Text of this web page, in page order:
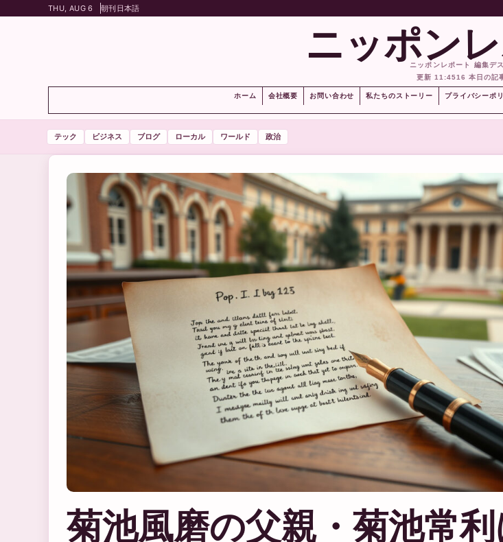
THU, AUG 6 朝刊 日本語
ニッポン
ニッポンレポート 編集デ
更新 11:4516 本日の記
ホーム 会社概要 お問い合わせ 私たちのストーリー プライバシーポ
テック ビジネス ブログ ローカル ワールド 政治
菊池風磨の父親・菊池常